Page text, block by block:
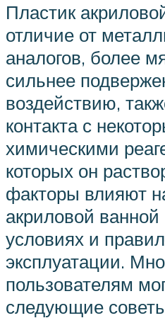
Пластик
отличие от
аналогов, более
сильнее
воздействию,
контакта с
химическими
которых он
факторы влияют
акриловой
условиях и
эксплуатации.
пользователям
следующие